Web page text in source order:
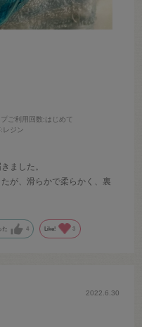
ご利用回数:はじめて
:レジン
ました。
が、滑らかで柔らかく、裏
た 4 Like! 3
2022.6.30